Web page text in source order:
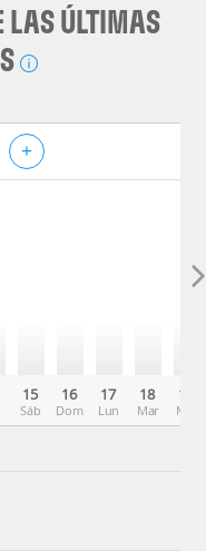
LAS ÚLTIMAS
+
15
Sáb
16
Dom
17
Lun
18
Mar
19
Mié